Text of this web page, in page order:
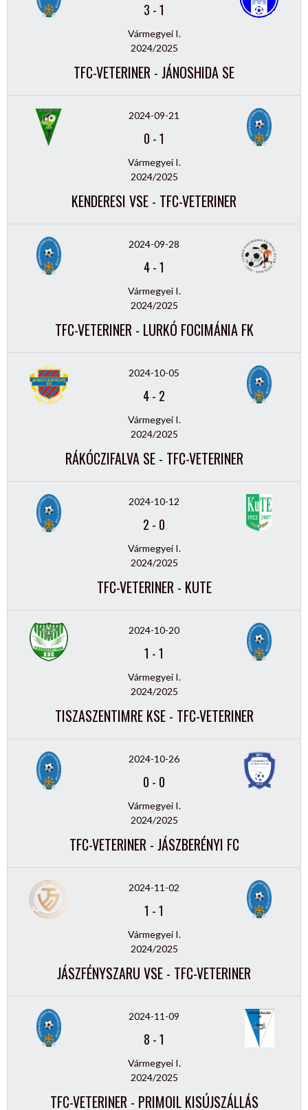
3 -1
Vármegyei I.
2024/2025
TFC-VETERINER - JÁNOSHIDA SE
2024-09-21
0 -1
Vármegyei I.
2024/2025
KENDERESI VSE - TFC-VETERINER
2024-09-28
4-1
Vármegyei I.
2024/2025
TFC-VETERINER - LURKÓ FOCIMÁNIA FK
2024-10-05
4- 2
Vármegyei I.
2024/2025
RÁKÓCZIFALVA SE - TFC-VETERINER
2024-10-12
2 - 0
Vármegyei I.
2024/2025
TFC-VETERINER - KUTE
2024-10-20
1 -1
Vármegyei I.
2024/2025
TISZASZENTIMRE KSE - TFC-VETERINER
2024-10-26
0 - 0
Vármegyei I.
2024/2025
TFC-VETERINER - JÁSZBERÉNYI FC
2024-11-02
1 -1
Vármegyei I.
2024/2025
JÁSZFÉNYSZARU VSE - TFC-VETERINER
2024-11-09
8 -1
Vármegyei I.
2024/2025
TFC-VETERINER - PRIMOIL KISÚJSZÁLLÁS